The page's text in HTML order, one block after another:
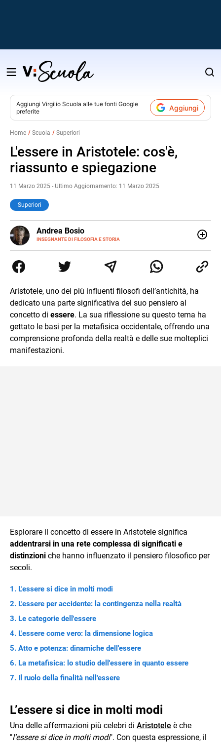
Salta
contenuto
Aggiungi Virgilio Scuola alle tue fonti Google
preferite
Aggiungi
Home Scuola Superiori
L'essere in Aristotele: cos'è,
riassunto e spiegazione
11 Marzo 2025 - Ultimo Aggiornamento: 11 Marzo 2025
Superiori
Andrea Bosio
INSEGNANTE DI FILOSOFIA E STORIA
E-
MAIL
occupandosi di storia della comunicazione scientifica e di
storia della Chiesa. È dottorando presso la Facoltà
volume Giovani Minzoni terra incognita.
Aristotele, uno dei più influenti filosofi dell’antichità, ha
dedicato una parte significativa del suo pensiero al
concetto di essere. La sua riflessione su questo tema ha
gettato le basi per la metafisica occidentale, offrendo una
comprensione profonda della realtà e delle sue molteplici
manifestazioni.
Esplorare il concetto di essere in Aristotele significa
addentrarsi in una rete complessa di significati e
distinzioni che hanno influenzato il pensiero filosofico per
secoli.
L'essere si dice in molti modi
L'essere per accidente: la contingenza nella realtà
Le categorie dell'essere
L'essere come vero: la dimensione logica
Atto e potenza: dinamiche dell'essere
La metafisica: lo studio dell'essere in quanto essere
Il ruolo della finalità nell'essere
L’essere si dice in molti modi
Una delle affermazioni più celebri di Aristotele è che
"l’essere si dice in molti modi". Con questa espressione, il